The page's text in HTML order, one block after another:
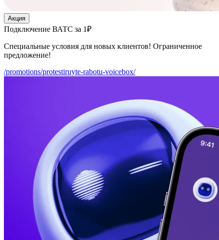
Акция
Подключение ВАТС за 1₽
Специальные условия для новых клиентов! Ограниченное
предложение!
/promotions/protestiruyte-rabotu-voicebox/